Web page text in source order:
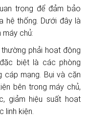
trọng để đảm bảo
hệ thống. Dưới đây là
chủ:
phải hoạt động
biệt là các phòng
cáp mạng. Bụi và cặn
bên trong máy chủ,
giảm hiệu suất hoạt
linh kiện.